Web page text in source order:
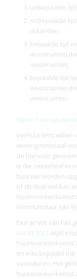
onbepaalde tijd;
​​​​​​​onbepaalde
maanden;
bepaalde tijd
woonruimte)
woonruimte);
bepaalde tijd
woonruimte)
woonruimte).
Optie 3 versus
Verhuurders willen
woning minimaal
de hiervoor
is die zekerheid er
huurder worden
of dit doel wel kan
huurovereenkomst
minimumduur van
Een arrest van het
maart 2021 wijst
huurovereenkomst
en was bepaald
voortduren. Het
huurovereenkomst